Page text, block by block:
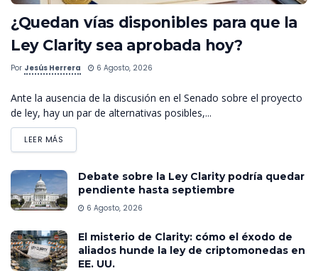
¿Quedan vías disponibles para que la
Ley Clarity sea aprobada hoy?
Por Jesús Herrera 6 Agosto, 2026
Ante la ausencia de la discusión en el Senado sobre el proyecto
de ley, hay un par de alternativas posibles,...
LEER MÁS
Debate sobre la Ley Clarity podría quedar
pendiente hasta septiembre
6 Agosto, 2026
El misterio de Clarity: cómo el éxodo de
aliados hunde la ley de criptomonedas en
EE. UU.